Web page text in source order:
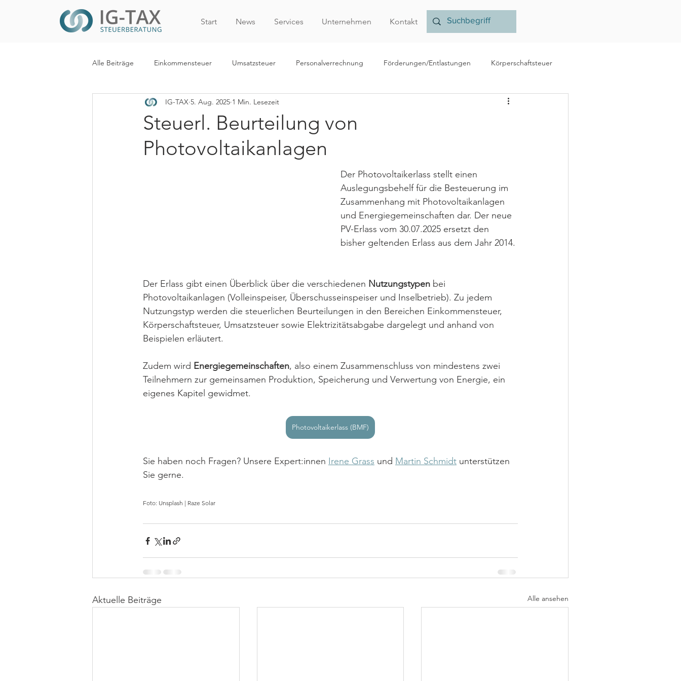
Start News Services Unternehmen Kontakt
Alle Beiträge Einkommensteuer Umsatzsteuer Personalverrechnung Förderungen/Entlastungen Körperschaftsteuer
Internationales Steuerrecht Rechnungslegung/Bilanzierung Ertragsteuer
Kapitalertragsteuer Nachhaltigkeit
Steuerl. Beurteilung von
Photovoltaikanlagen
IG-TAX 5. Aug. 2025 1 Min. Lesezeit
Der Photovoltaikerlass stellt einen
Auslegungsbehelf für die Besteuerung im
Zusammenhang mit Photovoltaikanlagen
und Energiegemeinschaften dar. Der neue
PV-Erlass vom 30.07.2025 ersetzt den
bisher geltenden Erlass aus dem Jahr 2014.
Der Erlass gibt einen Überblick über die verschiedenen Nutzungstypen bei
Photovoltaikanlagen (Volleinspeiser, Überschusseinspeiser und Inselbetrieb). Zu jedem
Nutzungstyp werden die steuerlichen Beurteilungen in den Bereichen Einkommensteuer,
Körperschaftsteuer, Umsatzsteuer sowie Elektrizitätsabgabe dargelegt und anhand von
Beispielen erläutert.
Zudem wird Energiegemeinschaften, also einem Zusammenschluss von mindestens zwei
Teilnehmern zur gemeinsamen Produktion, Speicherung und Verwertung von Energie, ein
eigenes Kapitel gewidmet.
Photovoltaikerlass (BMF)
Sie haben noch Fragen? Unsere Expert:innen Irene Grass und Martin Schmidt unterstützen
Sie gerne.
Foto: Unsplash | Raze Solar
Aktuelle Beiträge Alle ansehen